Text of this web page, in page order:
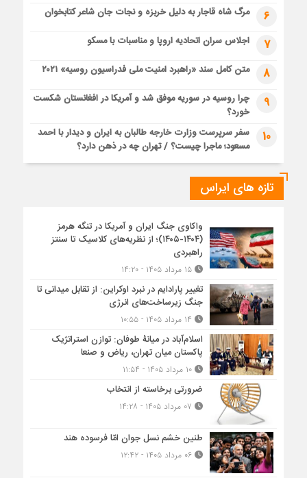
6 مرگ شاه قاجار به دلیل خربزه و نجات جان شاعر کتابخوان
7 اجلاس سران اتحادیه اروپا و مناسبات با مسکو
8 متن کامل سند «راهبرد امنیت ملی فدراسیون روسیه» ۲۰۲۱
9
چرا روسیه در سوریه موفق شد و آمریکا در افغانستان شکست
خورد؟
10
سفر سرپرست وزارت خارجه طالبان به ایران و دیدار با احمد
مسعود؛ ماجرا چیست؟ / تهران چه در ذهن دارد؟
تازه های ایراس
واکاوی جنگ ایران و آمریکا در تنگه هرمز
(۱۴۰۴-۱۴۰۵)؛ از نظریه‌های کلاسیک تا سنتز
راهبردی
۱۵ مرداد ۱۴۰۵ - ۱۴:۲۰
تغییر پارادایم در نبرد اوکراین: از تقابل میدانی تا
جنگ زیرساخت‌های انرژی
اسلام‌آباد در میانۀ طوفان: توازن استراتژیک
پاکستان میان تهران، ریاض و صنعا
۱۰ مرداد ۱۴۰۵ - ۱۱:۵۴
ضرورتی برخاسته از انتخاب
طنین خشم نسل جوان امّا فرسوده هند
۰۶ مرداد ۱۴۰۵ - ۱۲:۴۲